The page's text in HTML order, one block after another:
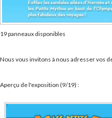
19 panneaux disponibles
Nous vous invitons à nous adresser vos
Aperçu de l'exposition (9/19) :